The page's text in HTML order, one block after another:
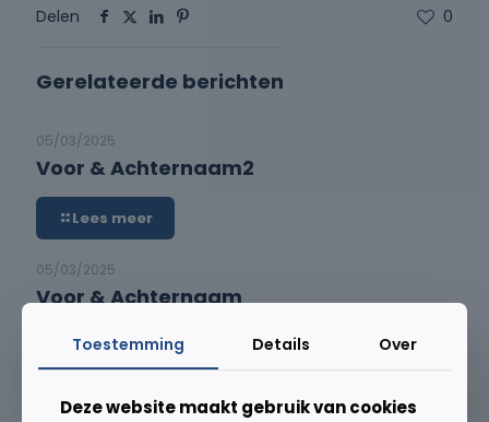
Delen 0
Gerelateerde berichten
05/03/2025
Voor & Achternaam2
Lees meer
05/03/2025
Voor & Achternaam
Lees meer
05/03/2025
Toestemming Details Over
Deze website maakt gebruik van cookies